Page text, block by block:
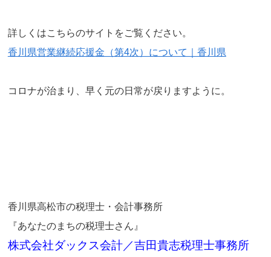
詳しくはこちらのサイトをご覧ください。
香川県営業継続応援金（第4次）について｜香川県
コロナが治まり、早く元の日常が戻りますように。
香川県高松市の税理士・会計事務所
『あなたのまちの税理士さん』
株式会社ダックス会計／吉田貴志税理士事務所